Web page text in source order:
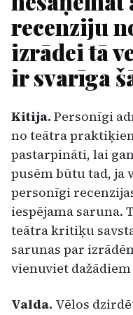
recenziju
izrādei tā
ir svarīga
Kitija. Personīgi
no teātra
pastarpināti, lai
pusēm būtu tad, ja
personīgi
iespējama saruna.
teātra kritiķu
sarunas par
vienuviet
Valda. Vēlos